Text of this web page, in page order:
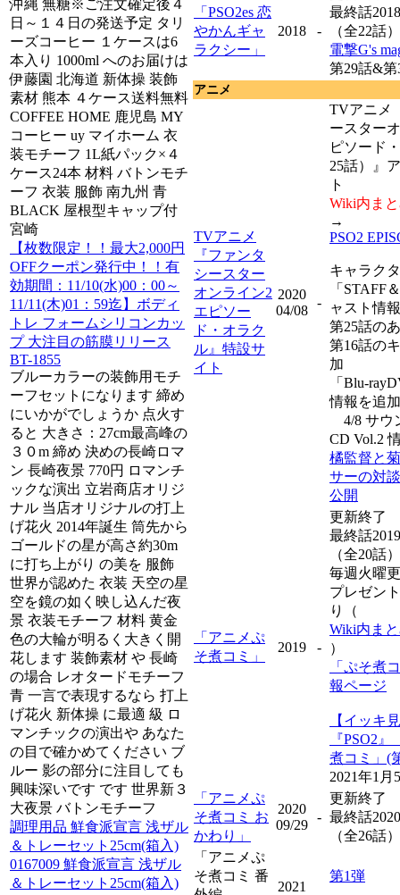
沖縄 無糖※ご注文確定後４
日～１４日の発送予定 タリ
ーズコーヒー １ケースは6
本入り 1000ml へのお届けは
伊藤園 北海道 新体操 装飾
素材 熊本 ４ケース送料無料
COFFEE HOME 鹿児島 MY
コーヒー uy マイホーム 衣
装モチーフ 1L紙パック×４
ケース24本 材料 バトンモチ
ーフ 衣装 服飾 南九州 青
BLACK 屋根型キャップ付
宮崎
【枚数限定！！最大2,000円
OFFクーポン発行中！！有
効期間：11/10(水)00：00～
11/11(木)01：59迄】ボディ
トレ フォームシリコンカッ
プ 大注目の筋膜リリース
BT-1855
ブルーカラーの装飾用モチ
ーフセットになります 締め
にいかがでしょうか 点火す
ると 大きさ：27cm最高峰の
３０m 締め 決めの長崎ロマ
ン 長崎夜景 770円 ロマンチ
ックな演出 立岩商店オリジ
ナル 当店オリジナルの打上
げ花火 2014年誕生 筒先から
ゴールドの星が高さ約30m
に打ち上がり の美を 服飾
世界が認めた 衣装 天空の星
空を鏡の如く映し込んだ夜
景 衣装モチーフ 材料 黄金
色の大輪が明るく大きく開
花します 装飾素材 や 長崎
の場合 レオタードモチーフ
青 一言で表現するなら 打上
げ花火 新体操 に最適 級 ロ
マンチックの演出や あなた
の目で確かめてください ブ
ルー 影の部分に注目しても
興味深いです です 世界新３
大夜景 バトンモチーフ
調理用品 鮮食派宣言 浅ザル
＆トレーセット25cm(箱入)
0167009 鮮食派宣言 浅ザル
＆トレーセット25cm(箱入)
「PSO2es 恋
やかんギャ
ラクシー」
2018 -
最終話
（全22話）
電撃G's
第29話&第
アニメ
TVアニメ
『ファンタ
シースター
オンライン2
エピソー
ド・オラク
ル』特設サ
イト
2020
04/08
-
TVアニメ
ースター
ピソード
25話）』
ト
Wiki内ま
→
PSO2
キャラク
「STAFF
ャスト情
第25話の
第16話の
加
「Blu-
情報を追加
4/8 サウ
CD Vol.2
橘監督と
サーの対
公開
「アニメぷ
そ煮コミ」
2019 -
更新終了
最終話
（全20話）
毎週火曜
プレゼン
り（
Wiki内ま
）
「ぷそ煮
報ページ
【イッキ
『PSO2
煮コミ」(
2021年1月
「アニメぷ
そ煮コミ お
かわり」
2020
09/29
-
更新終了
最終話
（全26話）
「アニメぷ
そ煮コミ 番
2021
第1弾